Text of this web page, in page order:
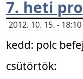
7. heti
2012. 10. 15. -
kedd: polc
csütörtök: